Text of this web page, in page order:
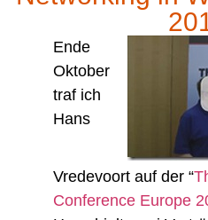
Ende
Oktober
traf ich
Hans
Vredevoort auf der “
Conference Europe